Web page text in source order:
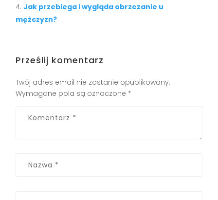
Jak przebiega i wygląda obrzezanie u
mężczyzn?
Prześlij komentarz
Twój adres email nie zostanie opublikowany.
Wymagane pola są oznaczone *